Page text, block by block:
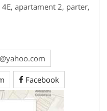
apartament 2, parter,
Facebook